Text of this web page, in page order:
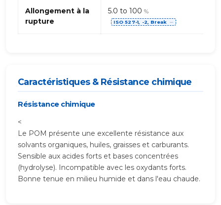
Allongement à la
rupture
5.0 to 100 %
ISO 527-1, -2, Break ⋯
Caractéristiques & Résistance chimique
Résistance chimique
<
Le POM présente une excellente résistance aux
solvants organiques, huiles, graisses et carburants.
Sensible aux acides forts et bases concentrées
(hydrolyse). Incompatible avec les oxydants forts.
Bonne tenue en milieu humide et dans l'eau chaude.